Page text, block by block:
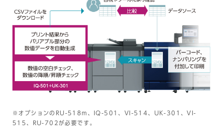
※オプションのRU-518m、IQ-501、VI-514、UK-301、VI-
515、RU-702が必要です。